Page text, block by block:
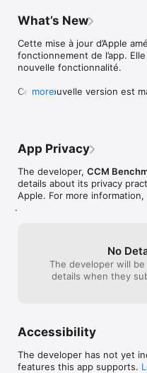
What’s New
Cette mise à jour d’Apple
fonctionnement de l’app.
nouvelle fonctionnalité.
Cette nouvelle version est
more
App Privacy
The developer, CCM
details about its privacy
Apple. For more
.
No
The developer will
details when they
Accessibility
The developer has not yet
features this app supports.